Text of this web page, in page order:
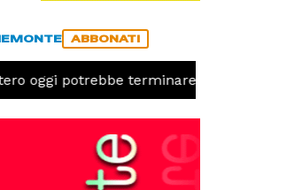
ABBONATI
potrebbe terminare l'emergenza